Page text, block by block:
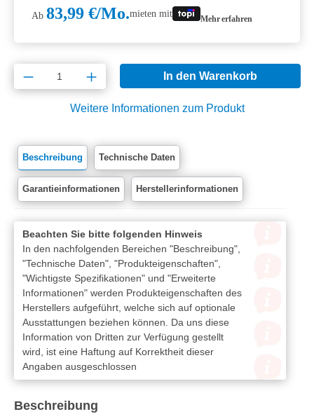
Ab 83,99 €/Mo.mieten mit Mehr erfahren
Produkt Anzahl: Gib den gewünschten
In den Warenkorb
Weitere Informationen zum Produkt
Beschreibung Technische Daten
Garantieinformationen Herstellerinformationen
Beachten Sie bitte folgenden Hinweis
In den nachfolgenden Bereichen "Beschreibung",
"Technische Daten", "Produkteigenschaften",
"Wichtigste Spezifikationen" und "Erweiterte
Informationen" werden Produkteigenschaften des
Herstellers aufgeführt, welche sich auf optionale
Ausstattungen beziehen können. Da uns diese
Information von Dritten zur Verfügung gestellt
wird, ist eine Haftung auf Korrektheit dieser
Angaben ausgeschlossen
Beschreibung